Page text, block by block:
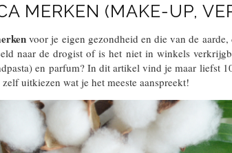
MERKEN (MAKE-UP,
voor je eigen gezondheid en die van de
naar de drogist of is het niet in winkels
en parfum? In dit artikel vind je maar liefst
uitkiezen wat je het meeste aanspreekt!